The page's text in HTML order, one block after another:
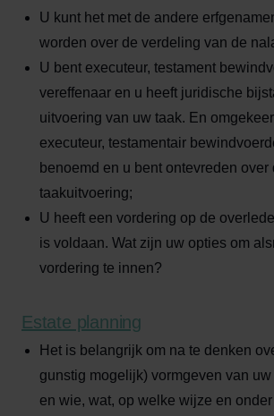
U kunt het met de andere
worden over de verdeling van de
U bent executeur, testament
vereffenaar en u heeft juridische
uitvoering van uw taak. En
executeur, testamentair
benoemd en u bent ontevreden over
taakuitvoering;
U heeft een vordering op de
is voldaan. Wat zijn uw opties om
vordering te innen?
Estate planning
Het is belangrijk om na te denken
gunstig mogelijk) vormgeven van
en wie, wat, op welke wijze en